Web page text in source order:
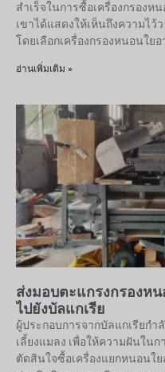
สำเร็จในการซื้อเครื่องกรองห
เขาได้แสดงให้เห็นถึงความไ
โดยเลือกเครื่องกรองหนอนใย
อ่านเพิ่มเติม »
ส่งมอบตะแกรงกรองห
ไปยังบัลแกเรีย
ผู้ประกอบการจากบัลแกเรียก
เลี้ยงแมลง เพื่อให้ความฝันใน
ตัดสินใจซื้อเครื่องแยกหนอนใย